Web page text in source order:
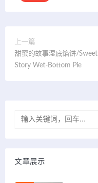
上一篇
甜蜜的故事湿底馅饼/Sweet
Story Wet-Bottom Pie
文章展示